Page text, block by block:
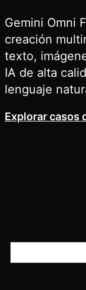
Gemini Omni
creación
texto,
IA de alta
lenguaje
Explorar casos